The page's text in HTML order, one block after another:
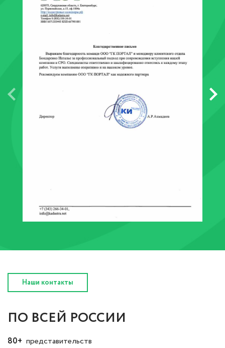
Наши контакты
ПО ВСЕЙ РОССИИ
80+ представительств